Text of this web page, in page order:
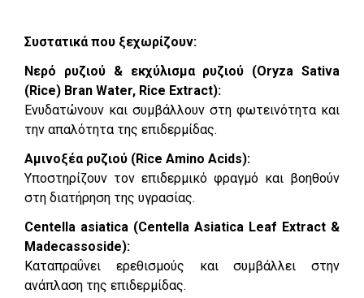
Συστατικά που ξεχωρίζουν:
Νερό ρυζιού & εκχύλισμα ρυζιού (Oryza Sativa
(Rice) Bran Water, Rice Extract):
Ενυδατώνουν και συμβάλλουν στη φωτεινότητα και
την απαλότητα της επιδερμίδας.
Αμινοξέα ρυζιού (Rice Amino Acids):
Υποστηρίζουν τον επιδερμικό φραγμό και βοηθούν
στη διατήρηση της υγρασίας.
Centella asiatica (Centella Asiatica Leaf Extract &
Madecassoside):
Καταπραΰνει ερεθισμούς και συμβάλλει στην
ανάπλαση της επιδερμίδας.